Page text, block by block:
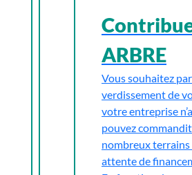
ARBRE
Vous souhaitez
verdissement de
votre entreprise
pouvez
nombreux
attente de